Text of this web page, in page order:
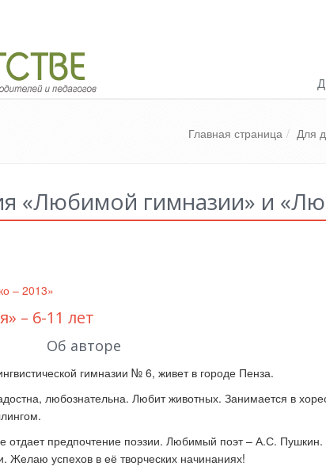
Главная страница Для
«Любимой гимназии» и
– 2013»
– 6-11 лет
Об авторе
гимназии № 6, живет в городе Пенза.
любознательна. Любит животных. Занимается в
отдает предпочтение поэзии. Любимый поэт– А.С. Пушкин.
Желаю успехов в её творческих начинаниях!